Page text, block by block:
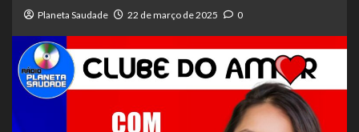
Planeta Saudade 22 de março de 2025 0